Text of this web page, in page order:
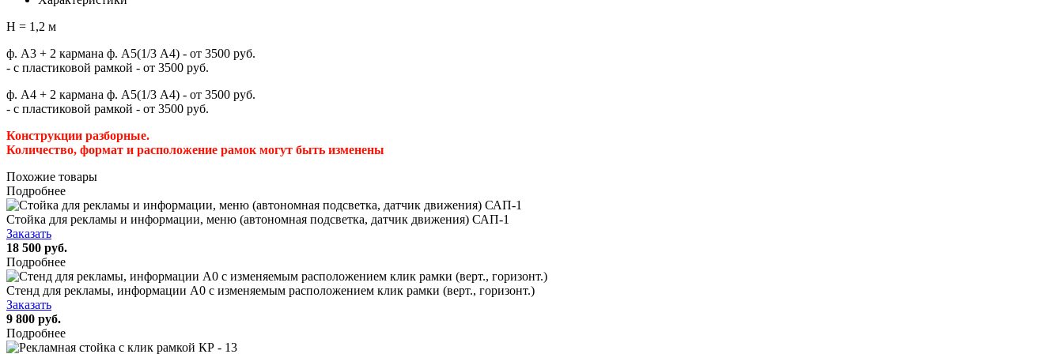
H = 1,2 м
ф. А3 + 2 кармана ф. А5(1/3 А4) - от 3500 руб.
- с пластиковой рамкой - от 3500 руб.
ф. А4 + 2 кармана ф. А5(1/3 А4) - от 3500 руб.
- с пластиковой рамкой - от 3500 руб.
Конструкции разборные.
Количество, формат и расположение рамок могут быть изменены
Похожие товары
Подробнее
Стойка для рекламы и информации, меню (автономная подсветка, датчик движения) САП-1
Заказать
18 500 руб.
Подробнее
Стенд для рекламы, информации А0 с изменяемым расположением клик рамки (верт., горизонт.)
Заказать
9 800 руб.
Подробнее